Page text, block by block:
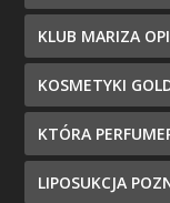
KLUB MARIZA
KOSMETYKI
KTÓRA
LIPOSUKCJA